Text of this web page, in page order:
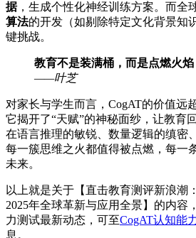
据，生成个性化神经训练方案。而全
算法的开发（如剔除特定文化背景知
键挑战。
教育不是装满桶，而是点燃火焰
——叶芝
对家长与学生而言，CogAT的价值远
它揭开了“天赋”的神秘面纱，让教育
在语言推理的敏锐、数量逻辑的缜密
每一簇思维之火都值得被点燃，每一
未来。
以上就是关于【直击教育测评新浪潮
2025年全球革新与应用全景】的内容
力测试最新动态，可至CogAT认知能
息。